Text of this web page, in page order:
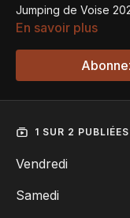
Jumping de Voise
En savoir plus
1 SUR 2 PUBLIÉES
Vendredi
Samedi